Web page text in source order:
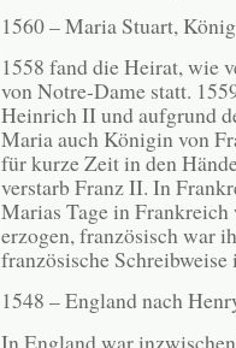
1560 – Maria Stuart,
1558 fand die Heirat, wie
von Notre-Dame statt.
Heinrich II und aufgrund
Maria auch Königin von
für kurze Zeit in den
verstarb Franz II. In
Marias Tage in
erzogen, französisch war
französische
1548 – England nach
In England war